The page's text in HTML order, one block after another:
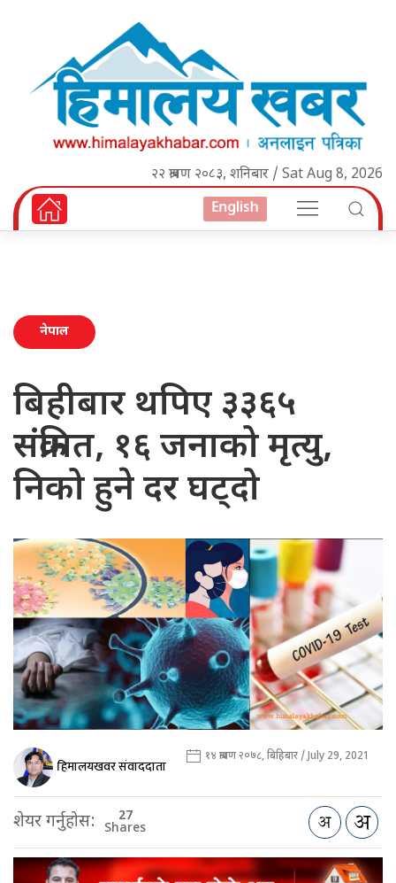
२२ श्रावण २०८३, शनिबार / Sat Aug 8, 2026
English
नेपाल
बिहीबार थपिए ३३६५
संक्रमित, १६ जनाको मृत्यु,
निको हुने दर घट्दो
हिमालयखवर संवाददाता १४ श्रावण २०७८, बिहिबार / July 29, 2021
शेयर गर्नुहोस: 27
Shares